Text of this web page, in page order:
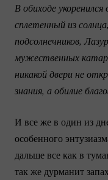
В обиходе
сплетенный из
подсолнечников,
мужественных
никакой двери не
знания, а обилие
И все же в один из
особенного
дальше все как в
так же дурманит